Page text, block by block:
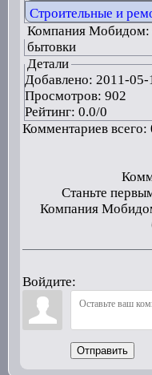
Строительные и
Компания Мобидом:
бытовки
Детали
Добавлено: 2011-05-
Просмотров: 902
Рейтинг: 0.0/0
Комментариев всего:
Станьте
Компания
Войдите:
Отправить